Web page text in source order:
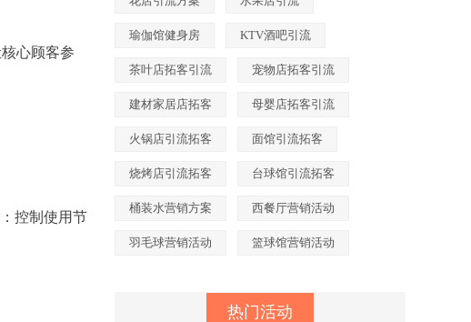
核心顾客参
控制使用节
瑜伽馆健身房 KTV酒吧引流
茶叶店拓客引流 宠物店拓客引流
建材家居店拓客 母婴店拓客引流
火锅店引流拓客 面馆引流拓客
烧烤店引流拓客 台球馆引流拓客
桶装水营销方案 西餐厅营销活动
羽毛球营销活动 篮球馆营销活动
热门活动